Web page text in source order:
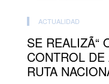
ACTUALIDAD
SE REALIZÃ“
CONTROL
RUTA